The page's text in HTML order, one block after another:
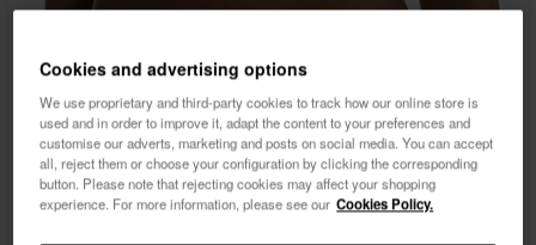
Cookies and advertising options
We use proprietary and third-party cookies to track how our online store is
used and in order to improve it, adapt the content to your preferences and
customise our adverts, marketing and posts on social media. You can accept
all, reject them or choose your configuration by clicking the corresponding
button. Please note that rejecting cookies may affect your shopping
experience. For more information, please see our Cookies Policy.